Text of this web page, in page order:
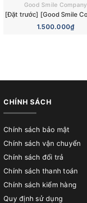
Good Smile Company
1.500.000₫
CHÍNH SÁCH
Chính sách bảo mật
Chính sách vận chuyển
Chính sách đổi trả
Chính sách thanh toán
Chính sách kiểm hàng
Quy định sử dụng